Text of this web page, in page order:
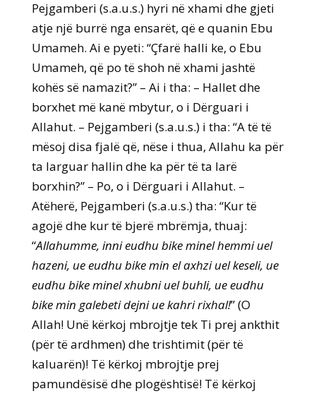
Pejgamberi (s.a.u.s.) hyri në xhami dhe gjeti
atje një burrë nga ensarët, që e quanin Ebu
Umameh. Ai e pyeti: “Çfarë halli ke, o Ebu
Umameh, që po të shoh në xhami jashtë
kohës së namazit?” – Ai i tha: – Hallet dhe
borxhet më kanë mbytur, o i Dërguari i
Allahut. – Pejgamberi (s.a.u.s.) i tha: “A të të
mësoj disa fjalë që, nëse i thua, Allahu ka për
ta larguar hallin dhe ka për të ta larë
borxhin?” – Po, o i Dërguari i Allahut. –
Atëherë, Pejgamberi (s.a.u.s.) tha: “Kur të
agojë dhe kur të bjerë mbrëmja, thuaj:
“Allahumme, inni eudhu bike minel hemmi uel
hazeni, ue eudhu bike min el axhzi uel keseli, ue
eudhu bike minel xhubni uel buhli, ue eudhu
bike min galebeti dejni ue kahri rixhal!” (O
Allah! Unë kërkoj mbrojtje tek Ti prej ankthit
(për të ardhmen) dhe trishtimit (për të
kaluarën)! Të kërkoj mbrojtje prej
pamundësisë dhe plogështisë! Të kërkoj